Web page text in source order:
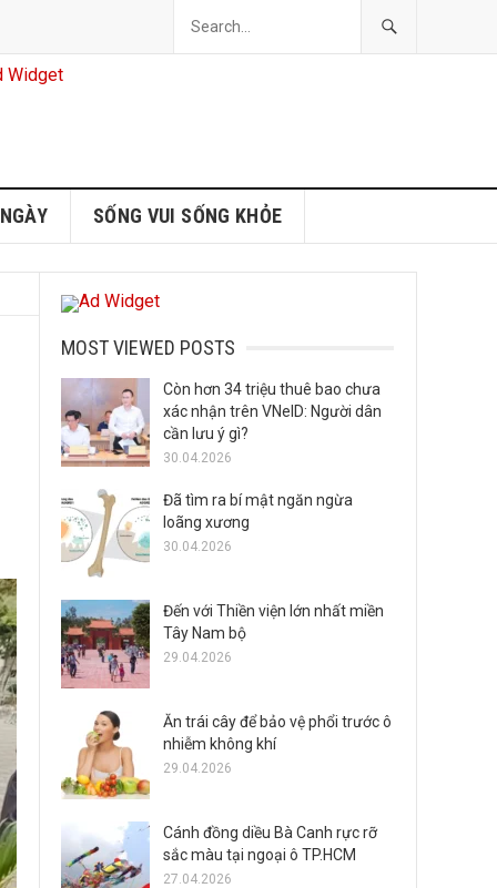
SỐNG VUI SỐNG KHỎE
MOST VIEWED POSTS
Còn hơn 34 triệu thuê bao chưa
xác nhận trên VNeID: Người dân
cần lưu ý gì?
30.04.2026
Đã tìm ra bí mật ngăn ngừa
loãng xương
30.04.2026
Đến với Thiền viện lớn nhất miền
Tây Nam bộ
29.04.2026
Ăn trái cây để bảo vệ phổi trước ô
nhiễm không khí
29.04.2026
Cánh đồng diều Bà Canh rực rỡ
sắc màu tại ngoại ô TP.HCM
27.04.2026